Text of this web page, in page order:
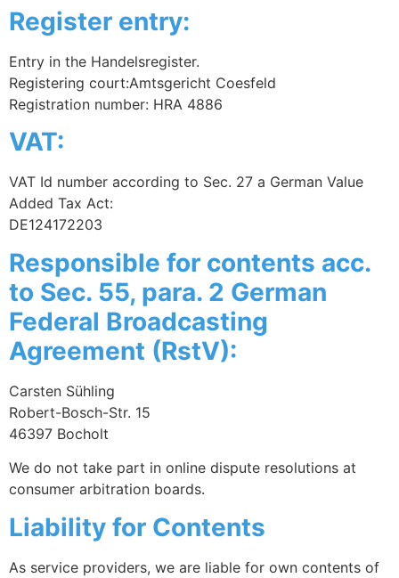
Register entry:
Entry in the Handelsregister.
Registering court:Amtsgericht Coesfeld
Registration number: HRA 4886
VAT:
VAT Id number according to Sec. 27 a German Value
Added Tax Act:
DE124172203
Responsible for contents acc.
to Sec. 55, para. 2 German
Federal Broadcasting
Agreement (RstV):
Carsten Sühling
Robert-Bosch-Str. 15
46397 Bocholt
We do not take part in online dispute resolutions at
consumer arbitration boards.
Liability for Contents
As service providers, we are liable for own contents of